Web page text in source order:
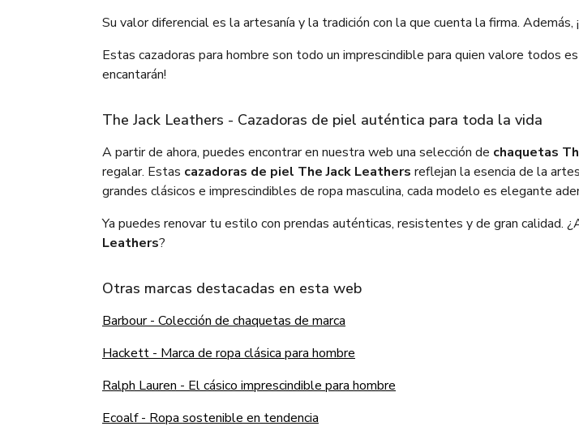
Su valor diferencial es la artesanía y la tradición con la que cuenta la firma. Además,
Estas cazadoras para hombre son todo un imprescindible para quien valore todos
encantarán!
The Jack Leathers - Cazadoras de piel auténtica para toda la vida
A partir de ahora, puedes encontrar en nuestra web una selección de chaquetas
regalar. Estas cazadoras de piel The Jack Leathers reflejan la esencia de la
grandes clásicos e imprescindibles de ropa masculina, cada modelo es elegante
Ya puedes renovar tu estilo con prendas auténticas, resistentes y de gran calidad.
Leathers?
Otras marcas destacadas en esta web
Barbour - Colección de chaquetas de marca
Hackett - Marca de ropa clásica para hombre
Ralph Lauren - El cásico imprescindible para hombre
Ecoalf - Ropa sostenible en tendencia